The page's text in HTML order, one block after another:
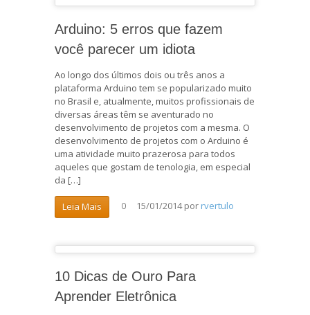
Arduino: 5 erros que fazem
você parecer um idiota
Ao longo dos últimos dois ou três anos a
plataforma Arduino tem se popularizado muito
no Brasil e, atualmente, muitos profissionais de
diversas áreas têm se aventurado no
desenvolvimento de projetos com a mesma. O
desenvolvimento de projetos com o Arduino é
uma atividade muito prazerosa para todos
aqueles que gostam de tenologia, em especial
da […]
Leia Mais 0 15/01/2014por rvertulo
10 Dicas de Ouro Para
Aprender Eletrônica